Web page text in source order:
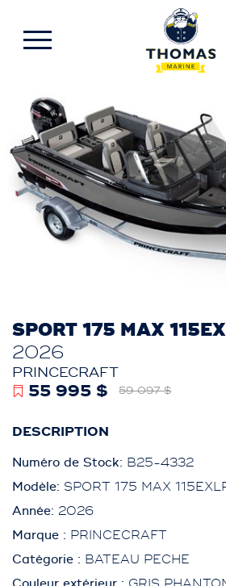
SPORT 175 MAX
2026
PRINCECRAFT
55 995 $ 59 097 $
DESCRIPTION
Numéro de Stock: B25-4332
Modèle: SPORT 175 MAX
Année: 2026
Marque : PRINCECRAFT
Catégorie : BATEAU PECHE